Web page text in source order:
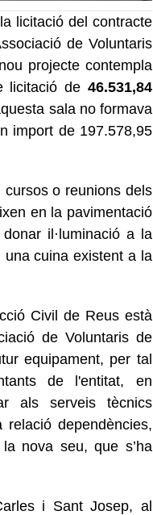
licitació del contracte
de Voluntaris
projecte contempla
licitació de 46.531,84
sala no formava
import de 197.578,95
cursos o reunions dels
en la pavimentació
il·luminació a la
una cuina existent a la
Civil de Reus està
de Voluntaris de
equipament, per tal
de l'entitat, en
als serveis tècnics
dependències,
nova seu, que s’ha
i Sant Josep, al